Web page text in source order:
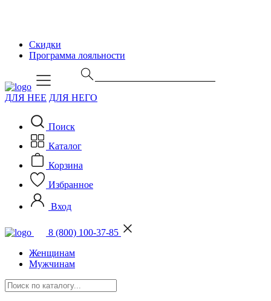
Скидки
Программа лояльности
ДЛЯ НЕЕ ДЛЯ НЕГО
Поиск
Каталог
Корзина
Избранное
Вход
8 (800) 100-37-85
Женщинам
Мужчинам